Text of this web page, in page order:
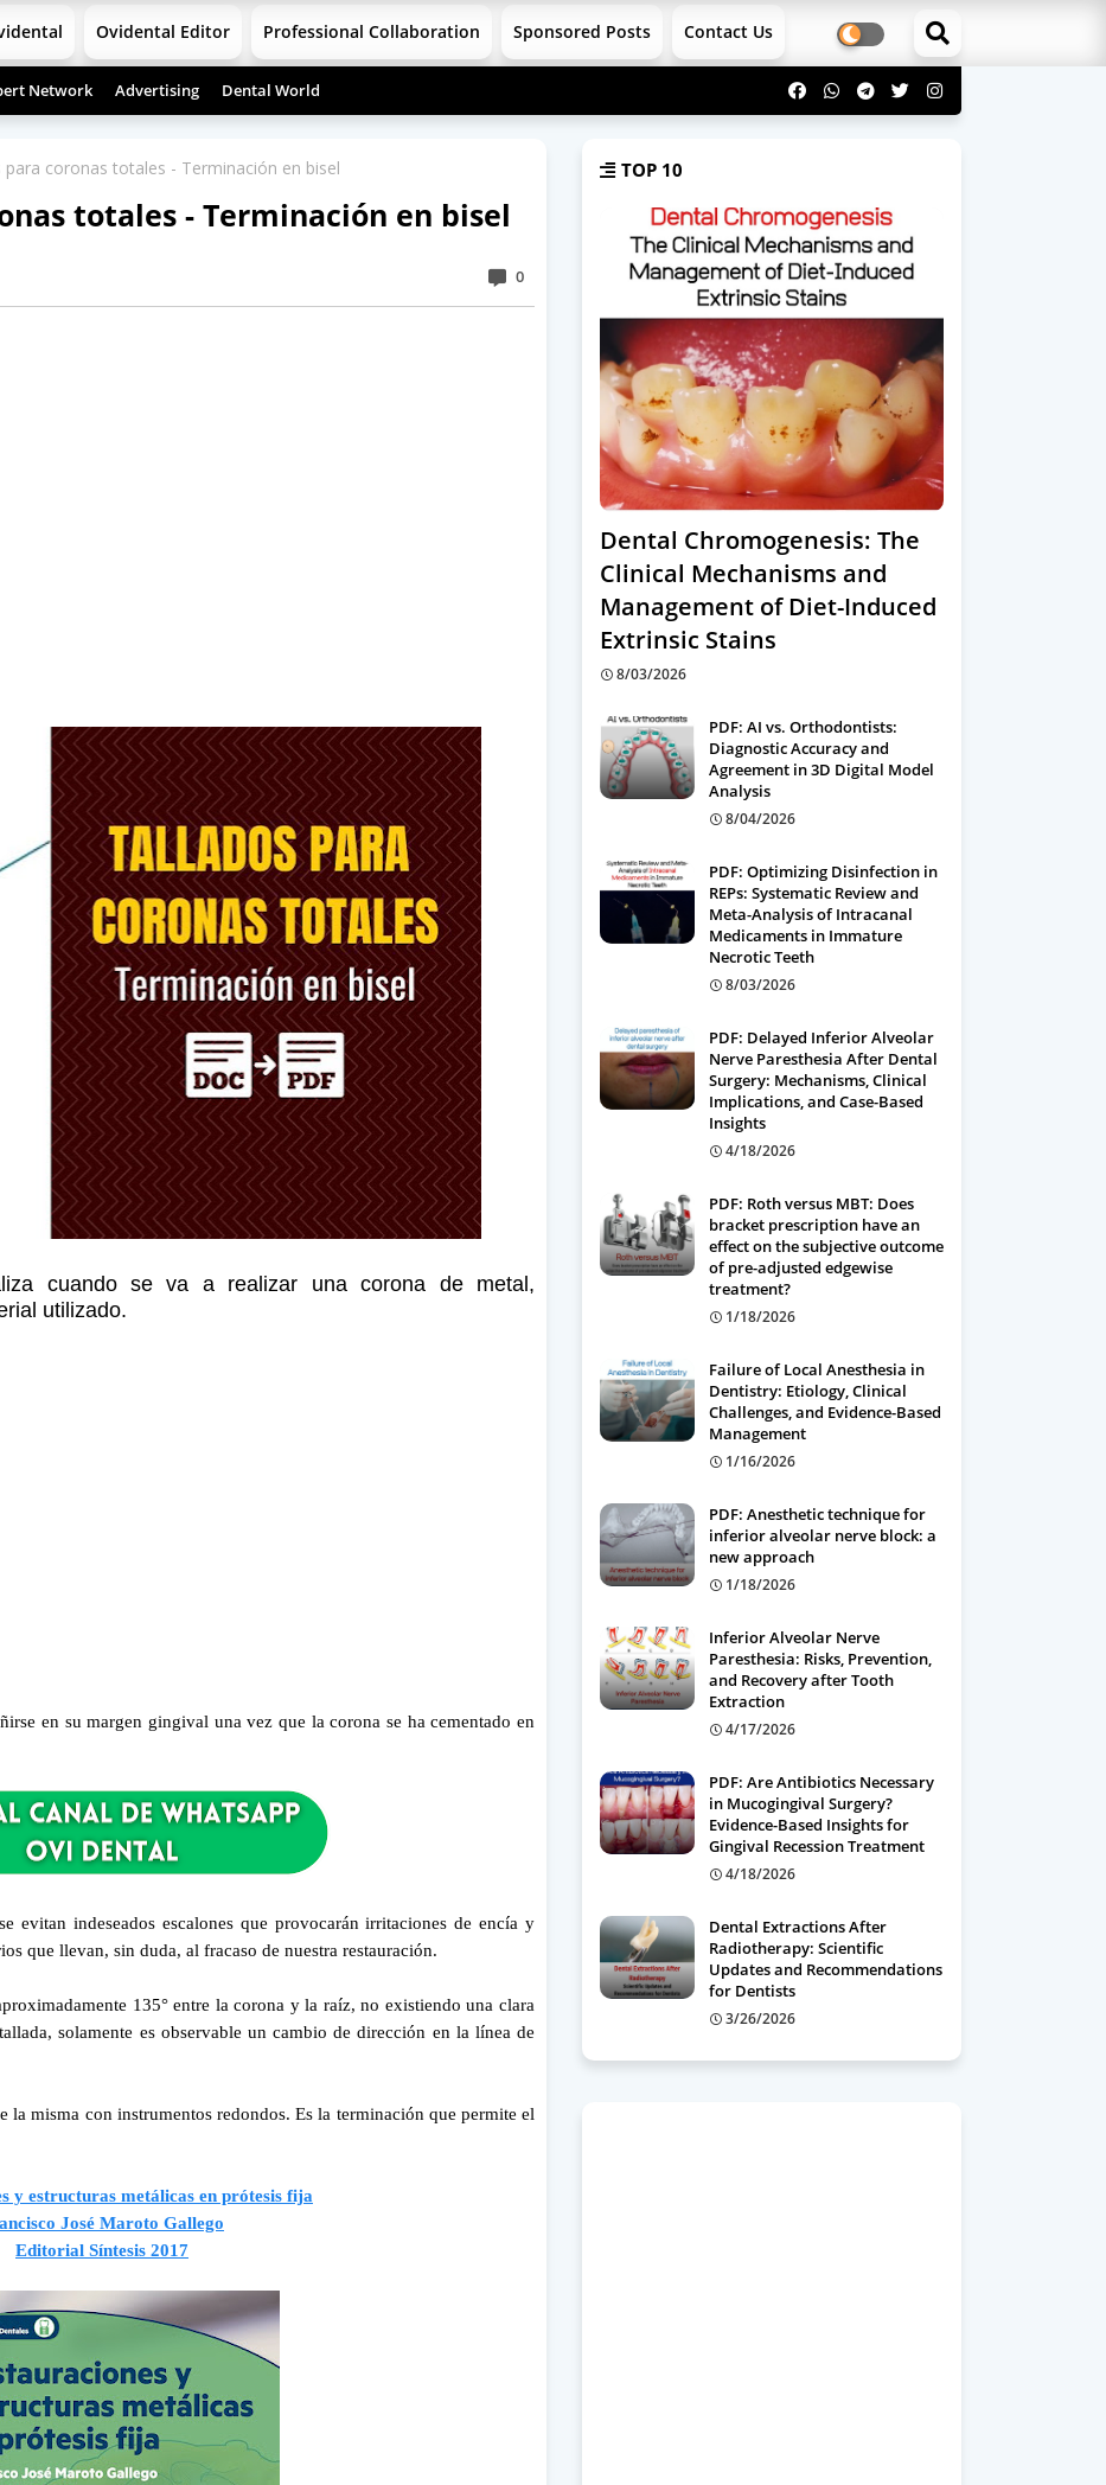
Ovidental Editor Professional Collaboration Sponsored Posts Contact Us
Network Advertising Dental World
para coronas totales - Terminación en bisel
totales - Terminación en bisel
0
cuando se va a realizar una corona de metal,
utilizado.
en su margen gingival una vez que la corona se ha cementado en
evitan indeseados escalones que provocarán irritaciones de encía y
que llevan, sin duda, al fracaso de nuestra restauración.
135° entre la corona y la raíz, no existiendo una clara
solamente es observable un cambio de dirección en la línea de
la misma con instrumentos redondos. Es la terminación que permite el
y estructuras metálicas en prótesis fija
José Maroto Gallego
Editorial Síntesis 2017
TOP 10
Dental Chromogenesis: The
Clinical Mechanisms and
Management of Diet-Induced
Extrinsic Stains
8/03/2026
PDF: AI vs. Orthodontists:
Diagnostic Accuracy and
Agreement in 3D Digital Model
Analysis
8/04/2026
PDF: Optimizing Disinfection in
REPs: Systematic Review and
Meta-Analysis of Intracanal
Medicaments in Immature
Necrotic Teeth
8/03/2026
PDF: Delayed Inferior Alveolar
Nerve Paresthesia After Dental
Surgery: Mechanisms, Clinical
Implications, and Case-Based
Insights
4/18/2026
PDF: Roth versus MBT: Does
bracket prescription have an
effect on the subjective outcome
of pre-adjusted edgewise
treatment?
1/18/2026
Failure of Local Anesthesia in
Dentistry: Etiology, Clinical
Challenges, and Evidence-Based
Management
1/16/2026
PDF: Anesthetic technique for
inferior alveolar nerve block: a
new approach
1/18/2026
Inferior Alveolar Nerve
Paresthesia: Risks, Prevention,
and Recovery after Tooth
Extraction
4/17/2026
PDF: Are Antibiotics Necessary
in Mucogingival Surgery?
Evidence-Based Insights for
Gingival Recession Treatment
4/18/2026
Dental Extractions After
Radiotherapy: Scientific
Updates and Recommendations
for Dentists
3/26/2026